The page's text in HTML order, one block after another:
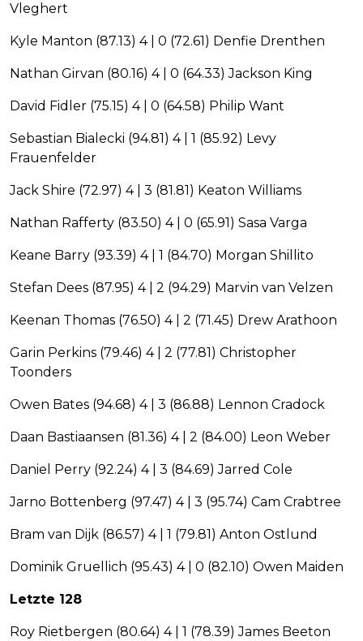
Vleghert
Kyle Manton (87.13) 4 | 0 (72.61) Denfie Drenthen
Nathan Girvan (80.16) 4 | 0 (64.33) Jackson King
David Fidler (75.15) 4 | 0 (64.58) Philip Want
Sebastian Bialecki (94.81) 4 | 1 (85.92) Levy
Frauenfelder
Jack Shire (72.97) 4 | 3 (81.81) Keaton Williams
Nathan Rafferty (83.50) 4 | 0 (65.91) Sasa Varga
Keane Barry (93.39) 4 | 1 (84.70) Morgan Shillito
Stefan Dees (87.95) 4 | 2 (94.29) Marvin van Velzen
Keenan Thomas (76.50) 4 | 2 (71.45) Drew Arathoon
Garin Perkins (79.46) 4 | 2 (77.81) Christopher
Toonders
Owen Bates (94.68) 4 | 3 (86.88) Lennon Cradock
Daan Bastiaansen (81.36) 4 | 2 (84.00) Leon Weber
Daniel Perry (92.24) 4 | 3 (84.69) Jarred Cole
Jarno Bottenberg (97.47) 4 | 3 (95.74) Cam Crabtree
Bram van Dijk (86.57) 4 | 1 (79.81) Anton Ostlund
Dominik Gruellich (95.43) 4 | 0 (82.10) Owen Maiden
Letzte 128
Roy Rietbergen (80.64) 4 | 1 (78.39) James Beeton